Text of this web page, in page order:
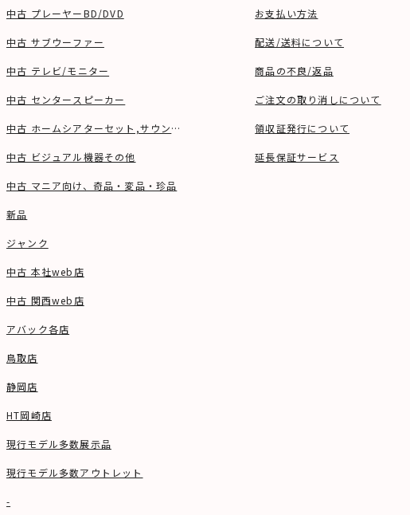
ウーファー等)
等)
)
中古 プレーヤーBD/DVD
中古 サブウーファー
中古 テレビ/モニター
中古 センタースピーカー
中古 ホームシアターセット,サウンドバー
中古 ビジュアル機器その他
中古 マニア向け、奇品・変品・珍品
新品
ジャンク
中古 本社web店
中古 関西web店
アバック各店
鳥取店
静岡店
HT岡崎店
現行モデル多数展示品
現行モデル多数アウトレット
-
お支払い方法
配送/送料について
商品の不良/返品
ご注文の取り消しについて
領収証発行について
延長保証サービス